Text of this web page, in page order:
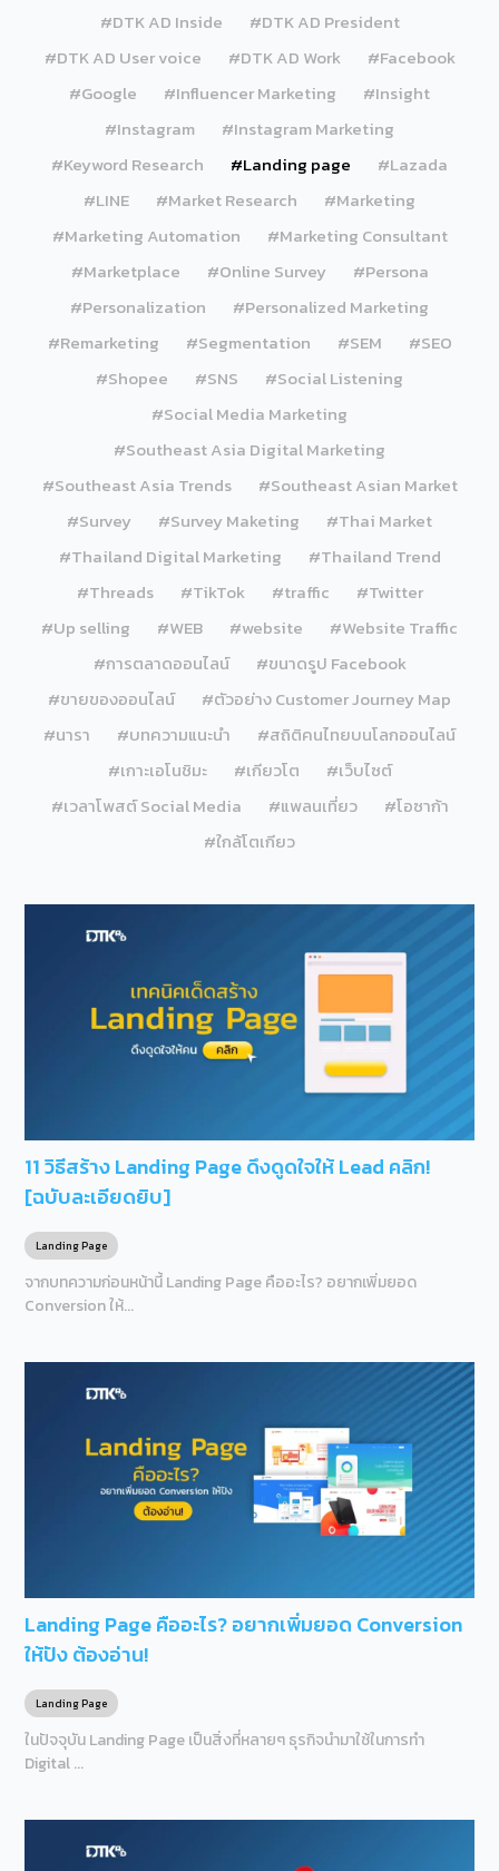
#DTK AD Inside
#DTK AD President
#DTK AD User voice
#DTK AD Work
#Facebook
#Google
#Influencer Marketing
#Insight
#Instagram
#Instagram Marketing
#Keyword Research
#Landing page
#Lazada
#LINE
#Market Research
#Marketing
#Marketing Automation
#Marketing Consultant
#Marketplace
#Online Survey
#Persona
#Personalization
#Personalized Marketing
#Remarketing
#Segmentation #SEM
#SEO
#Shopee
#SNS
#Social Listening
#Social Media Marketing
#Southeast Asia Digital Marketing
#Southeast Asia Trends
#Southeast Asian Market
#Survey
#Survey Maketing
#Thai Market
#Thailand Digital Marketing
#Thailand Trend
#Threads
#TikTok #traffic
#Twitter
#Up selling
#WEB #website
#Website Traffic
#การตลาดออนไลน์
#ขนาดรูป Facebook
#ขายของออนไลน์
#ตัวอย่าง Customer Journey Map
#นารา
#บทความแนะนำ
#สถิติคนไทยบนโลกออนไลน์
#เกาะเอโนชิมะ
#เกียวโต
#เว็บไซต์
#เวลาโพสต์ Social Media
#แพลนเที่ยว
#โอซาก้า
#ใกล้โตเกียว
11 วิธีสร้าง Landing Page ดึงดูดใจให้ Lead คลิก!
[ฉบับละเอียดยิบ]
Landing Page
จากบทความก่อนหน้านี้ Landing Page คืออะไร? อยากเพิ่มยอด
Conversion ให้...
Landing Page คืออะไร? อยากเพิ่มยอด Conversion
ให้ปัง ต้องอ่าน!
Landing Page
ในปัจจุบัน Landing Page เป็นสิ่งที่หลายๆ ธุรกิจนำมาใช้ในการทำ
Digital ...